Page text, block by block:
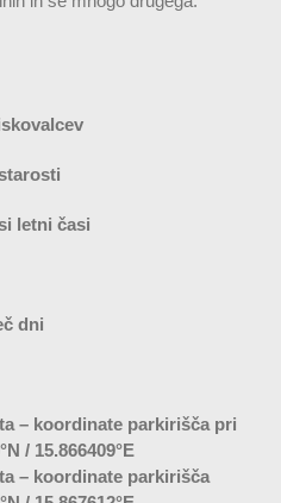
letni časi
dni
– koordinate parkirišča pri
/ 15.866409°E
– koordinate parkirišča